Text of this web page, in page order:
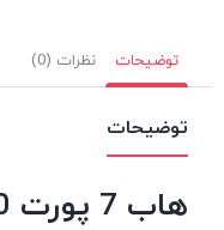
توضیحات نظرات (0)
توضیحات